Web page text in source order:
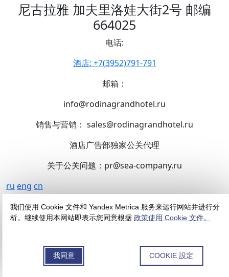
我们使用 Cookie 文件和 Yandex Metrica 服务来运行网站并进行分
析。继续使用本网站即表示您同意根据 政策使用 Cookie 文件。
我同意 COOKIE 設定
尼古拉雅 加夫里洛娃大街2号 邮编
664025
电话:
酒店: +7(3952)791-791
邮箱：
info@rodinagrandhotel.ru
销售与营销： sales@rodinagrandhotel.ru
酒店广告部独家公关代理
关于公关问题：pr@sea-company.ru
ru eng cn
NaN:1114:11
+7(3952)791-791